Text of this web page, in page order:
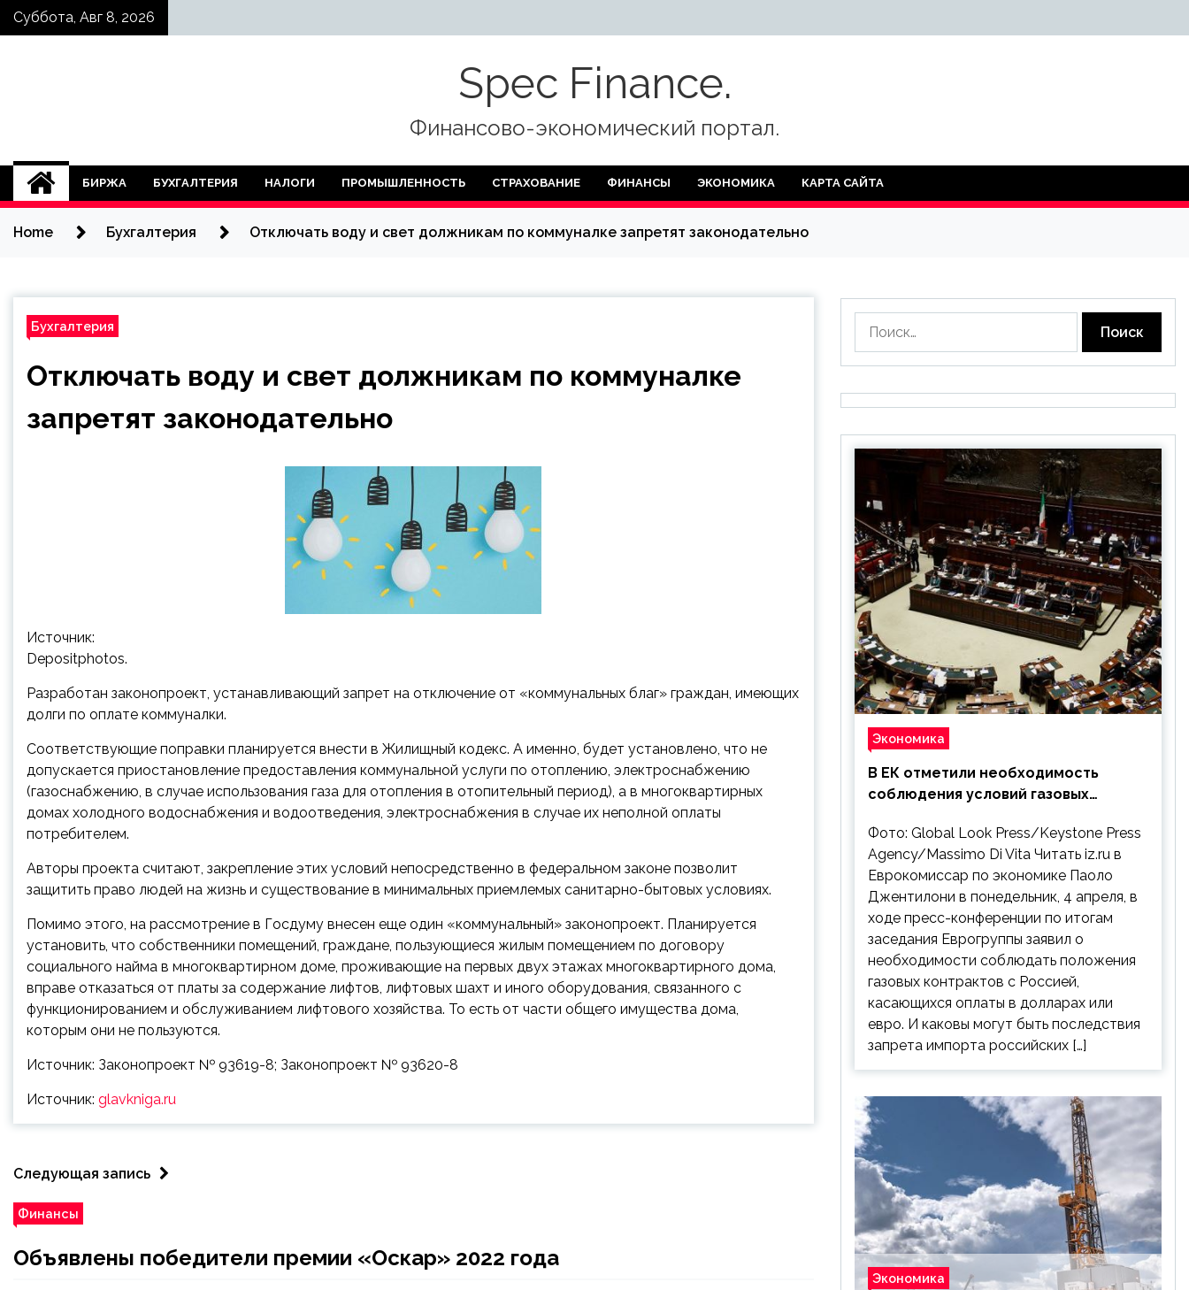
SkipСуббота, Авг 8, 2026
Spec Finance.
Финансово-экономический портал.
БИРЖА БУХГАЛТЕРИЯ НАЛОГИ ПРОМЫШЛЕННОСТЬ СТРАХОВАНИЕ ФИНАНСЫ ЭКОНОМИКА КАРТА САЙТА
Home Бухгалтерия Отключать воду и свет должникам по коммуналке запретят законодательно
Бухгалтерия
Отключать воду и свет должникам по коммуналке
запретят законодательно
Источник:
Depositphotos.
Разработан законопроект, устанавливающий запрет на отключение от «коммунальных благ» граждан, имеющих
долги по оплате коммуналки.
Соответствующие поправки планируется внести в Жилищный кодекс. А именно, будет установлено, что не
допускается приостановление предоставления коммунальной услуги по отоплению, электроснабжению
(газоснабжению, в случае использования газа для отопления в отопительный период), а в многоквартирных
домах холодного водоснабжения и водоотведения, электроснабжения в случае их неполной оплаты
потребителем.
Авторы проекта считают, закрепление этих условий непосредственно в федеральном законе позволит
защитить право людей на жизнь и существование в минимальных приемлемых санитарно-бытовых условиях.
Помимо этого, на рассмотрение в Госдуму внесен еще один «коммунальный» законопроект. Планируется
установить, что собственники помещений, граждане, пользующиеся жилым помещением по договору
социального найма в многоквартирном доме, проживающие на первых двух этажах многоквартирного дома,
вправе отказаться от платы за содержание лифтов, лифтовых шахт и иного оборудования, связанного с
функционированием и обслуживанием лифтового хозяйства. То есть от части общего имущества дома,
которым они не пользуются.
Источник: Законопроект № 93619-8; Законопроект № 93620-8
Источник: glavkniga.ru
Следующая запись
Финансы
Объявлены победители премии «Оскар» 2022 года
Экономика
В ЕК отметили необходимость
соблюдения условий газовых
Фото: Global Look Press/Keystone Press
Agency/Massimo Di Vita Читать iz.ru в
Еврокомиссар по экономике Паоло
Джентилони в понедельник, 4 апреля, в
ходе пресс-конференции по итогам
заседания Еврогруппы заявил о
необходимости соблюдать положения
газовых контрактов с Россией,
касающихся оплаты в долларах или
евро. И каковы могут быть последствия
запрета импорта российских […]
Экономика